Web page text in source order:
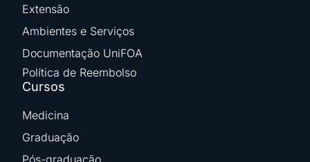
Extensão
Ambientes e Serviços
Documentação UniFOA
Política de Reembolso
Cursos
Medicina
Graduação